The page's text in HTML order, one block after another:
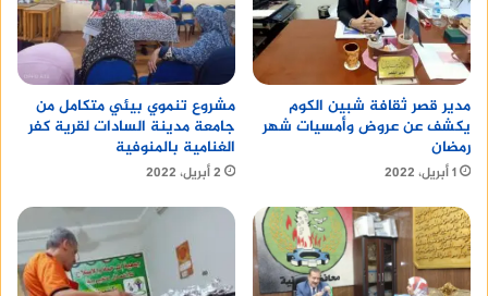
مدير قصر ثقافة شبين الكوم
يكشف عن عروض وأمسيات شهر
رمضان
1 أبريل، 2022
مشروع تنموي بيئي متكامل من
جامعة مدينة السادات لقرية كفر
الغنامية بالمنوفية
2 أبريل، 2022